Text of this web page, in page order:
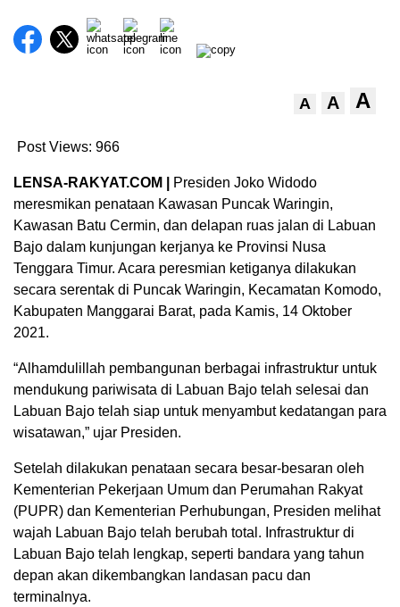
A A A
Post Views: 966
LENSA-RAKYAT.COM |
Presiden Joko Widodo
meresmikan penataan Kawasan Puncak Waringin,
Kawasan Batu Cermin, dan delapan ruas jalan di Labuan
Bajo dalam kunjungan kerjanya ke Provinsi Nusa
Tenggara Timur. Acara peresmian ketiganya dilakukan
secara serentak di Puncak Waringin, Kecamatan Komodo,
Kabupaten Manggarai Barat, pada Kamis, 14 Oktober
2021.
“Alhamdulillah pembangunan berbagai infrastruktur untuk
mendukung pariwisata di Labuan Bajo telah selesai dan
Labuan Bajo telah siap untuk menyambut kedatangan para
wisatawan,” ujar Presiden.
Setelah dilakukan penataan secara besar-besaran oleh
Kementerian Pekerjaan Umum dan Perumahan Rakyat
(PUPR) dan Kementerian Perhubungan, Presiden melihat
wajah Labuan Bajo telah berubah total. Infrastruktur di
Labuan Bajo telah lengkap, seperti bandara yang tahun
depan akan dikembangkan landasan pacu dan
terminalnya.